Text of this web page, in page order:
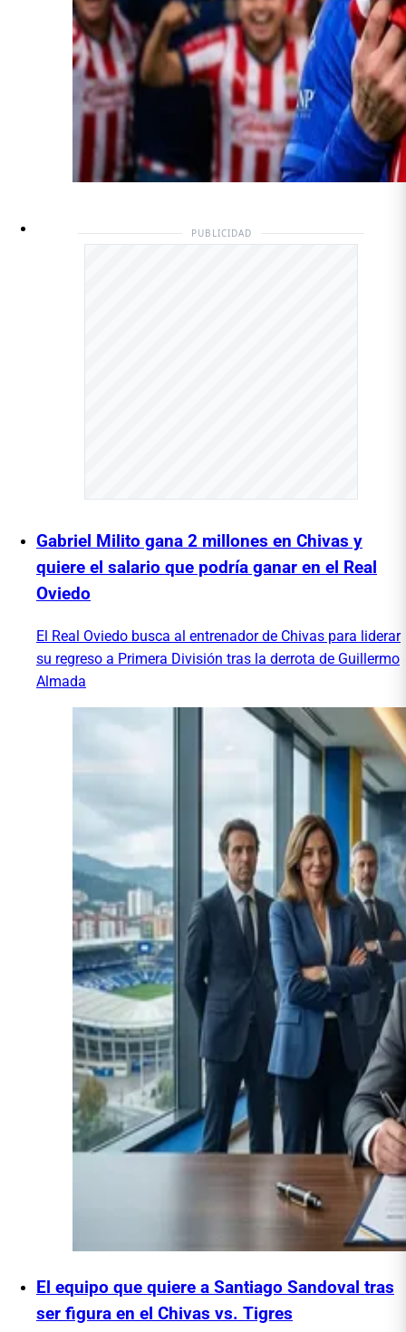
PUBLICIDAD
Gabriel Milito gana 2 millones en Chivas y
quiere el salario que podría ganar en el Real
Oviedo
El Real Oviedo busca al entrenador de Chivas para liderar
su regreso a Primera División tras la derrota de Guillermo
Almada
El equipo que quiere a Santiago Sandoval tras
ser figura en el Chivas vs. Tigres